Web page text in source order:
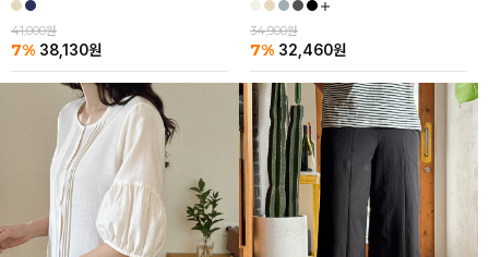
41,000원
7% 38,130원
34,900원
7% 32,460원